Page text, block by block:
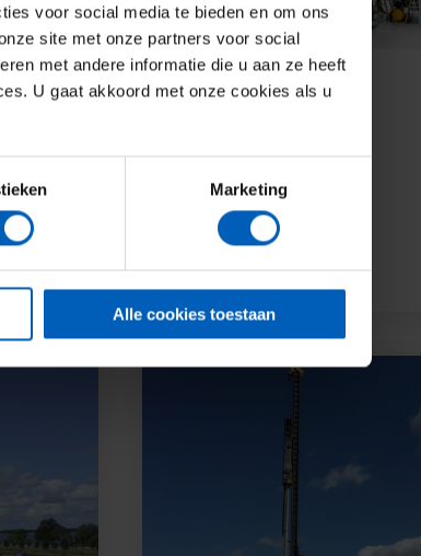
voor social media te bieden en om ons
site met onze partners voor social
met andere informatie die u aan ze heeft
U gaat akkoord met onze cookies als u
Marketing
Alle cookies toestaan
Werkend Altena
Lees meer